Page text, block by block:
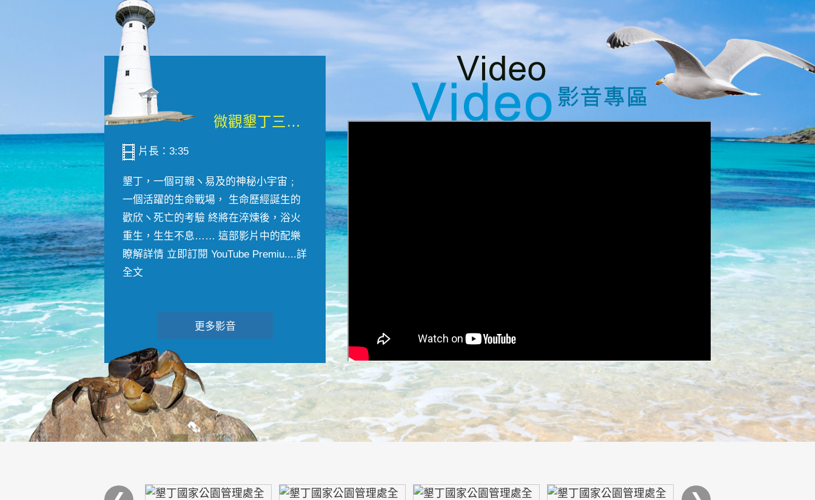
微觀墾丁三部曲 重生....
片長：3:35
墾丁，一個可親ヽ易及的神秘小宇宙﹔
一個活躍的生命戰場， 生命歷經誕生的
歡欣ヽ死亡的考驗 終將在淬煉後，浴火
重生，生生不息…… 這部影片中的配樂
瞭解詳情 立即訂閱 YouTube Premiu....詳
全文
更多影音